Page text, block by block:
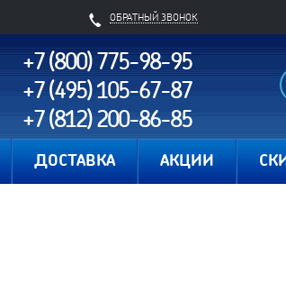
ОБРАТНЫЙ ЗВОНОК
+7 (800) 775-98-95
+7 (495) 105-67-87
+7 (812) 200-86-85
ДОСТАВКА АКЦИИ